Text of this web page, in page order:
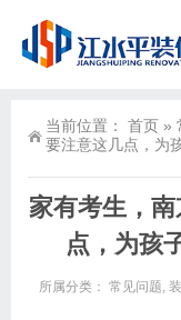
当前位置： 首页 »
要注意这几点，为
家有考生，
点，为孩
所属分类： 常见问题,